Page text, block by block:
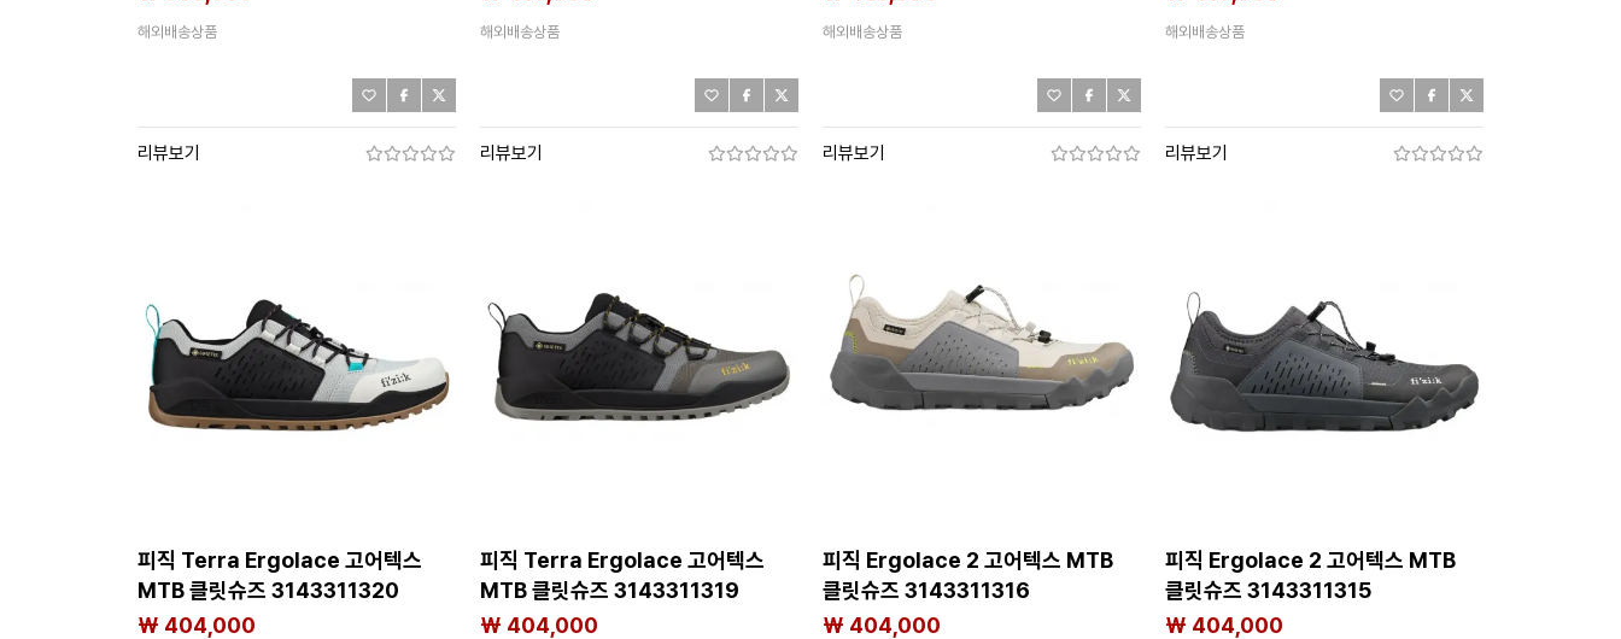
해외배송상품
리뷰보기
해외배송상품
리뷰보기
해외배송상품
리뷰보기
해외배송상품
리뷰보기
피직 Terra Ergolace 고어텍스
MTB 클릿슈즈 3143311320
₩ 404,000
피직 Terra Ergolace 고어텍스
MTB 클릿슈즈 3143311319
₩ 404,000
피직 Ergolace 2 고어텍스 MTB
클릿슈즈 3143311316
₩ 404,000
피직 Ergolace 2 고어텍스 MTB
클릿슈즈 3143311315
₩ 404,000